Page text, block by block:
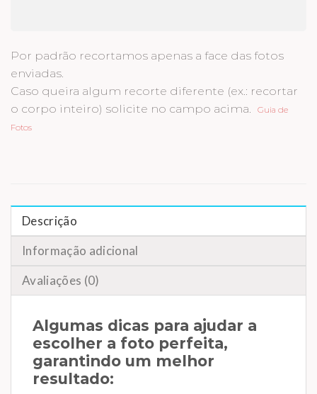
Por padrão recortamos apenas a face das fotos
enviadas.
Caso queira algum recorte diferente (ex.: recortar
o corpo inteiro) solicite no campo acima.
Guia de
Fotos
Descrição
Informação adicional
Avaliações (0)
Algumas dicas para ajudar a
escolher a foto perfeita,
garantindo um melhor
resultado: